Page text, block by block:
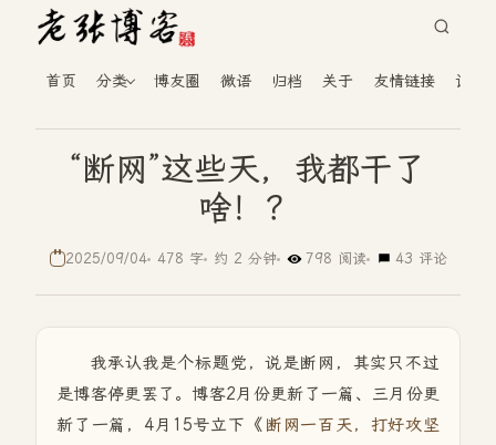
首页 分类 博友圈 微语 归档 关于 友情链接 读者
“断网”这些天，我都干了
啥！？
2025/09/04 478 字 约 2 分钟 798 阅读 43 评论
我承认我是个标题党，说是断网，其实只不过
是博客停更罢了。博客2月份更新了一篇、三月份更
新了一篇，4月15号立下《 断网一百天，打好攻坚